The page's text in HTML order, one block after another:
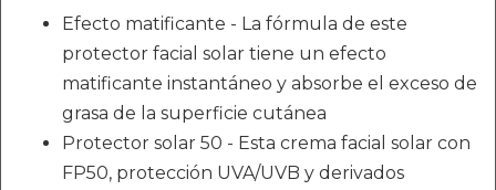
Efecto matificante - La fórmula de este
protector facial solar tiene un efecto
matificante instantáneo y absorbe el exceso de
grasa de la superficie cutánea
Protector solar 50 - Esta crema facial solar con
FP50, protección UVA/UVB y derivados